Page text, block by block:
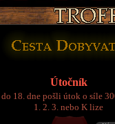
Útočník
do 18. dne pošli útok o síle
1. 2. 3. nebo K lize